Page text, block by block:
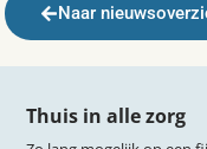
Naar
Thuis in alle zorg